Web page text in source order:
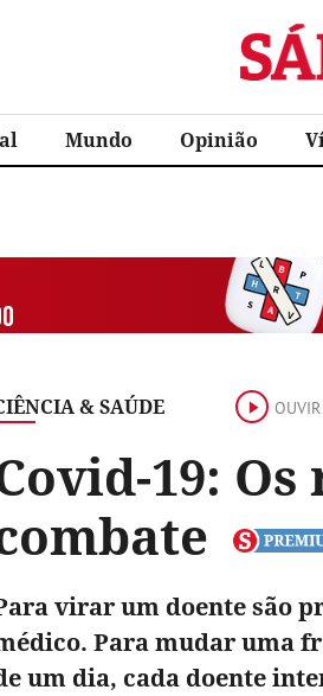
Sábado
Mundo Opinião
& SAÚDE
19:
virar um doente são
Para mudar uma
um dia, cada doente